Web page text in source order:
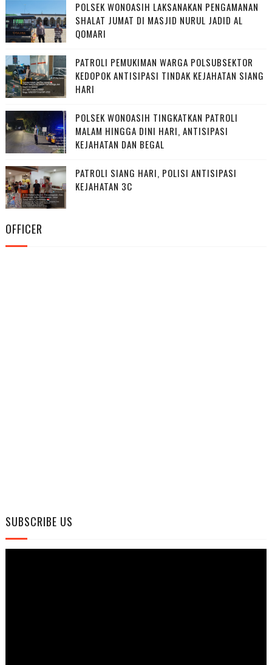
POLSEK WONOASIH LAKSANAKAN PENGAMANAN
SHALAT JUMAT DI MASJID NURUL JADID AL
QOMARI
PATROLI PEMUKIMAN WARGA POLSUBSEKTOR
KEDOPOK ANTISIPASI TINDAK KEJAHATAN SIANG
HARI
POLSEK WONOASIH TINGKATKAN PATROLI
MALAM HINGGA DINI HARI, ANTISIPASI
KEJAHATAN DAN BEGAL
PATROLI SIANG HARI, POLISI ANTISIPASI
KEJAHATAN 3C
OFFICER
SUBSCRIBE US